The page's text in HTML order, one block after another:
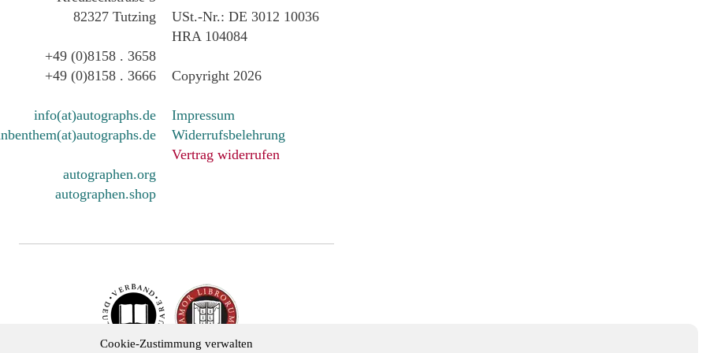
Cookie-Zustimmung verwalten
82327 Tutzing
+49 (0)8158 . 3658
+49 (0)8158 . 3666
info(at)autographs.de
autographen.org
autographen.shop
USt.-Nr.: DE 3012 10036
HRA 104084
Copyright 2026
Impressum
Widerrufsbelehrung
Vertrag widerrufen